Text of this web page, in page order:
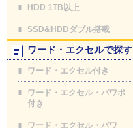
HDD 1TB以上
SSD&HDDダブル搭載
ワード・エクセルで探す
ワード・エクセル付き
ワード・エクセル・パワポ
付き
ワード・エクセル・パワ